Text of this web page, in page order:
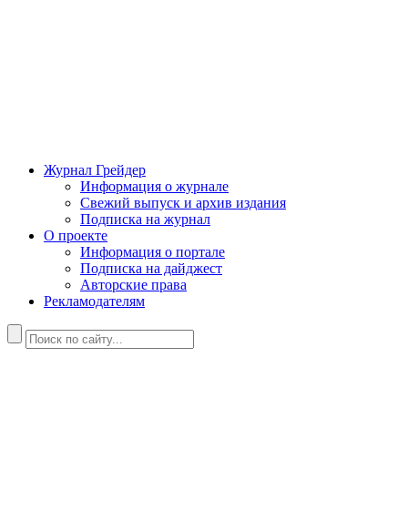
Журнал Грейдер
Информация о журнале
Свежий выпуск и архив издания
Подписка на журнал
О проекте
Информация о портале
Подписка на дайджест
Авторские права
Рекламодателям